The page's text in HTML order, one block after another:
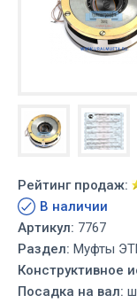
Рейтинг продаж:
В наличии
Артикул: 7767
Раздел: Муфты
Конструктивное
Посадка на вал: